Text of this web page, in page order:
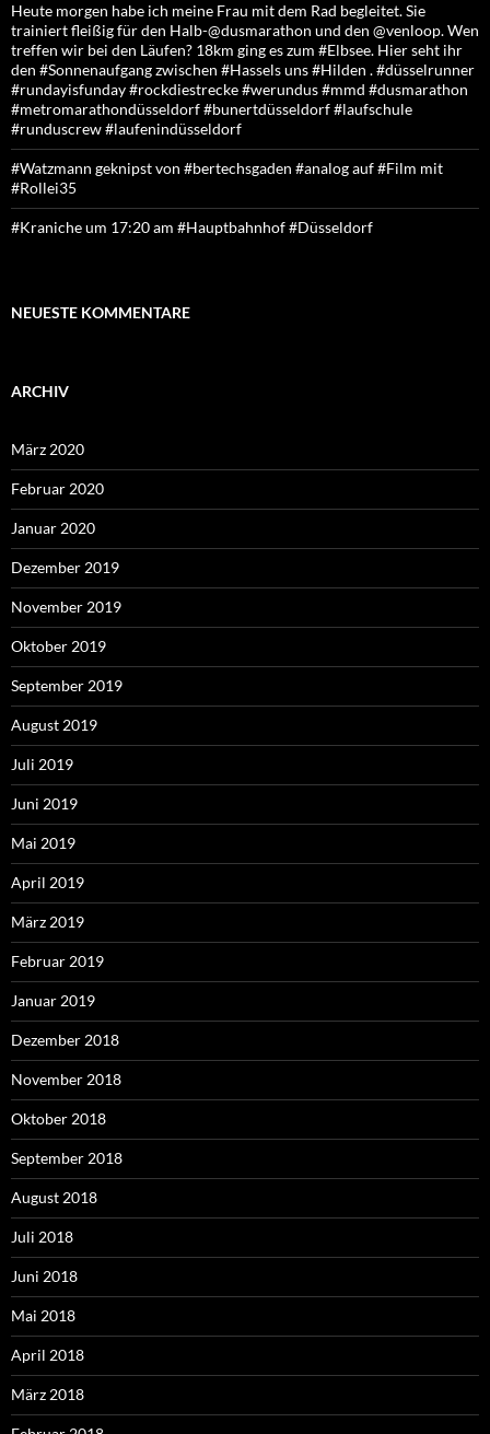
Heute morgen habe ich meine Frau mit dem Rad begleitet. Sie
trainiert fleißig für den Halb-@dusmarathon und den @venloop. Wen
treffen wir bei den Läufen? 18km ging es zum #Elbsee. Hier seht ihr
den #Sonnenaufgang zwischen #Hassels uns #Hilden . #düsselrunner
#rundayisfunday #rockdiestrecke #werundus #mmd #dusmarathon
#metromarathondüsseldorf #bunertdüsseldorf #laufschule
#runduscrew #laufenindüsseldorf
#Watzmann geknipst von #bertechsgaden #analog auf #Film mit
#Rollei35
#Kraniche um 17:20 am #Hauptbahnhof #Düsseldorf
NEUESTE KOMMENTARE
ARCHIV
März 2020
Februar 2020
Januar 2020
Dezember 2019
November 2019
Oktober 2019
September 2019
August 2019
Juli 2019
Juni 2019
Mai 2019
April 2019
März 2019
Februar 2019
Januar 2019
Dezember 2018
November 2018
Oktober 2018
September 2018
August 2018
Juli 2018
Juni 2018
Mai 2018
April 2018
März 2018